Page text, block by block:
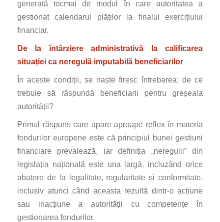
generată tocmai de modul în care autoritatea a
gestionat calendarul plăților la finalul exercițiului
financiar.
De la întârziere administrativă la calificarea
situației ca neregulă imputabilă beneficiarilor
În aceste condiții, se naște firesc întrebarea: de ce
trebuie să răspundă beneficiarii pentru greșeala
autorității?
Primul răspuns care apare aproape reflex în materia
fondurilor europene este că principiul bunei gestiuni
financiare prevalează, iar definiția „neregulii” din
legislația națională este una largă, incluzând orice
abatere de la legalitate, regularitate și conformitate,
inclusiv atunci când aceasta rezultă dintr-o acțiune
sau inacțiune a autorității cu competențe în
gestionarea fondurilor.